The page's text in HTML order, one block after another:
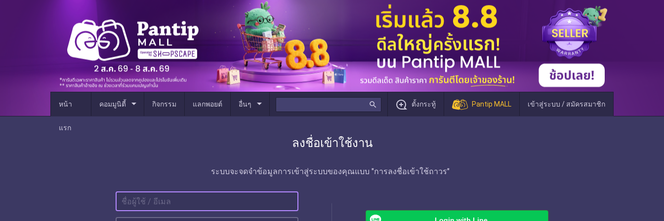
หน้า
แรก
คอมมูนิตี้ arrow_drop_down กิจกรรม แลกพอยต์ อื่นๆ arrow_drop_down search ตั้งกระทู้ Pantip MALL เข้าสู่ระบบ / สมัครสมาชิก
ลงชื่อเข้าใช้งาน
ระบบจะจดจำข้อมูลการเข้าสู่ระบบของคุณแบบ "การลงชื่อเข้าใช้ถาวร"